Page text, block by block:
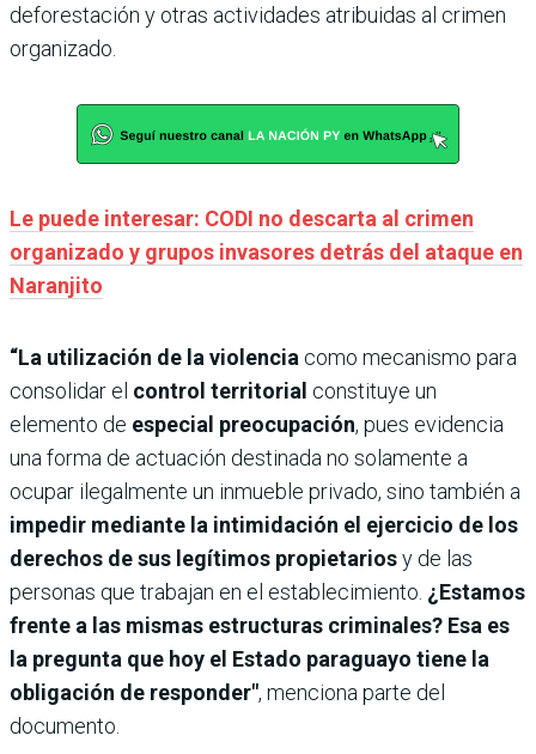
deforestación y otras actividades atribuidas al crimen
organizado.
Le puede interesar: CODI no descarta al crimen
organizado y grupos invasores detrás del ataque en
Naranjito
“La utilización de la violencia como mecanismo para
consolidar el control territorial constituye un
elemento de especial preocupación, pues evidencia
una forma de actuación destinada no solamente a
ocupar ilegalmente un inmueble privado, sino también a
impedir mediante la intimidación el ejercicio de los
derechos de sus legítimos propietariosy de las
personas que trabajan en el establecimiento. ¿Estamos
frente a las mismas estructuras criminales? Esa es
la pregunta que hoy el Estado paraguayo tiene la
obligación de responder", menciona parte del
documento.